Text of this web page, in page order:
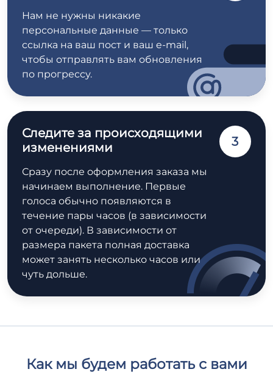
Нам не нужны никакие
персональные данные — только
ссылка на ваш пост и ваш e-mail,
чтобы отправлять вам обновления
по прогрессу.
Следите за происходящими
изменениями
Сразу после оформления заказа мы
начинаем выполнение. Первые
голоса обычно появляются в
течение пары часов (в зависимости
от очереди). В зависимости от
размера пакета полная доставка
может занять несколько часов или
чуть дольше.
3
Как мы будем работать с вами